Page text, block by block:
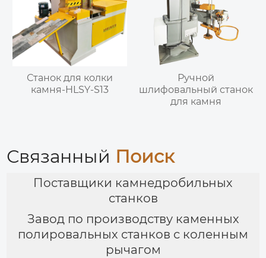
Станок для колки
камня-HLSY-S13
Ручной
шлифовальный станок
для камня
Связанный Поиск
Поставщики камнедробильных
станков
Завод по производству каменных
полировальных станков с коленным
рычагом